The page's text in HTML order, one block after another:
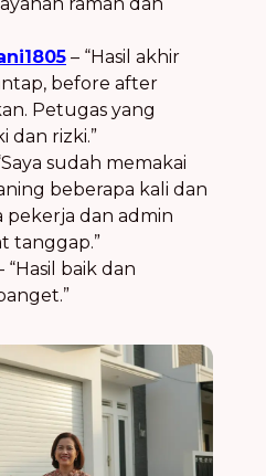
– “Hasil akhir
before after
Petugas yang
dan rizki.”
sudah memakai
beberapa kali dan
pekerja dan admin
tanggap.”
“Hasil baik dan